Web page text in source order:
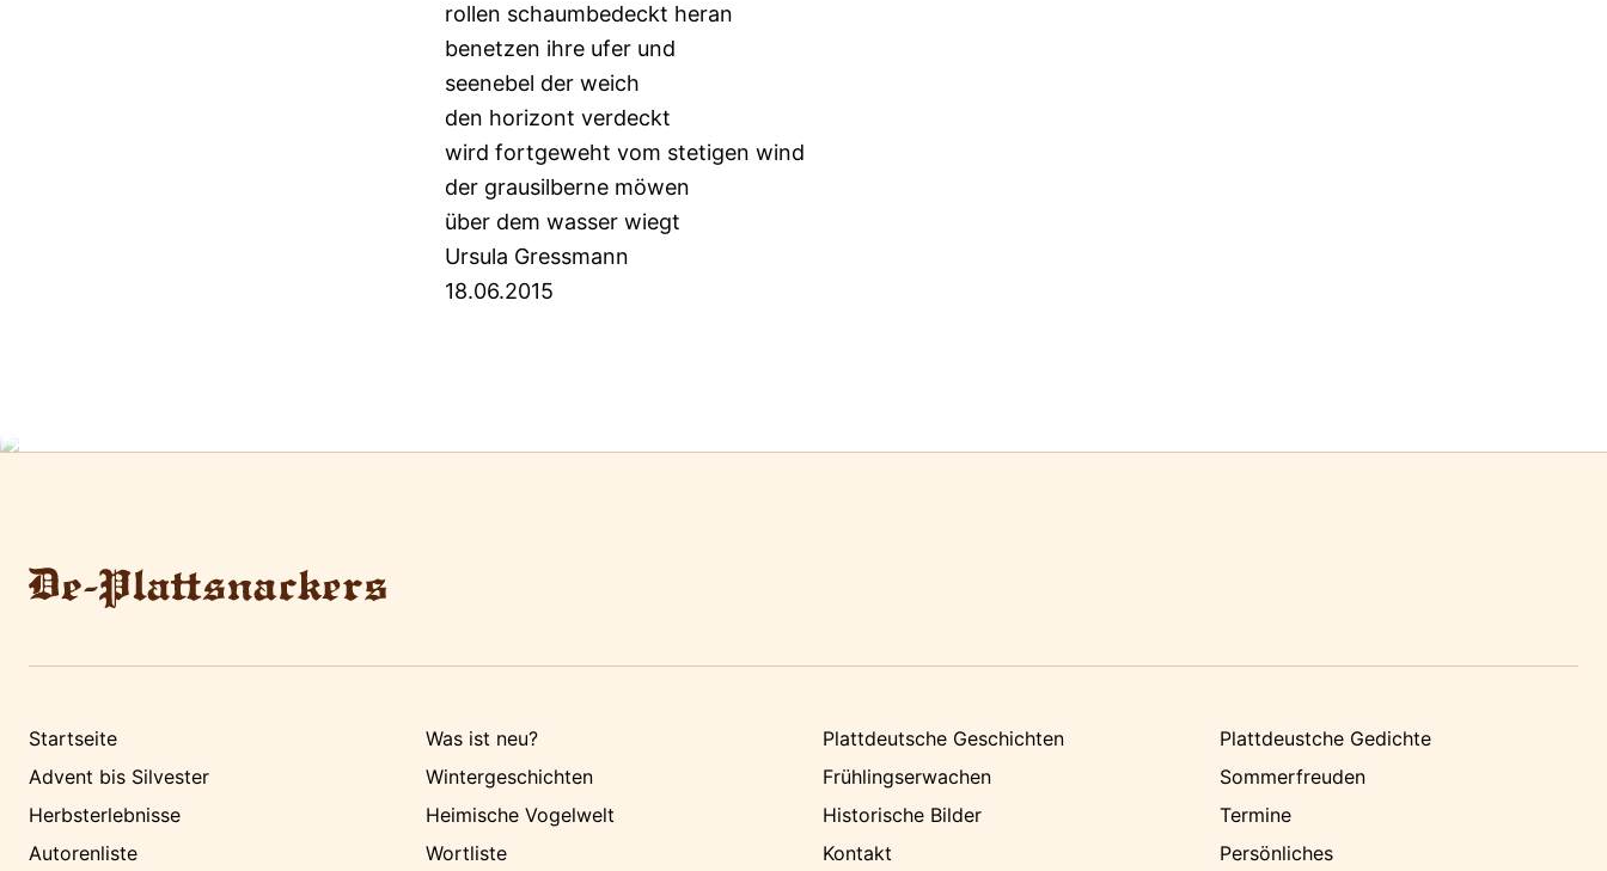
rollen schaumbedeckt heran
benetzen ihre ufer und
seenebel der weich
den horizont verdeckt
wird fortgeweht vom stetigen wind
der grausilberne möwen
über dem wasser wiegt
Ursula Gressmann
18.06.2015
Startseite Was ist neu? Plattdeutsche Geschichten
Plattdeustche Gedichte
Advent bis Silvester
Wintergeschichten Frühlingserwachen
Sommerfreuden
Herbsterlebnisse
Heimische Vogelwelt Historische Bilder
Termine
Autorenliste
Wortliste Kontakt Persönliches